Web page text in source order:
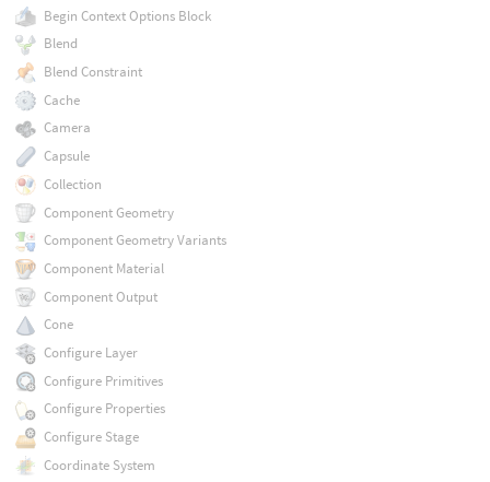
Begin Context Options Block
Blend
Blend Constraint
Cache
Camera
Capsule
Collection
Component Geometry
Component Geometry Variants
Component Material
Component Output
Cone
Configure Layer
Configure Primitives
Configure Properties
Configure Stage
Coordinate System